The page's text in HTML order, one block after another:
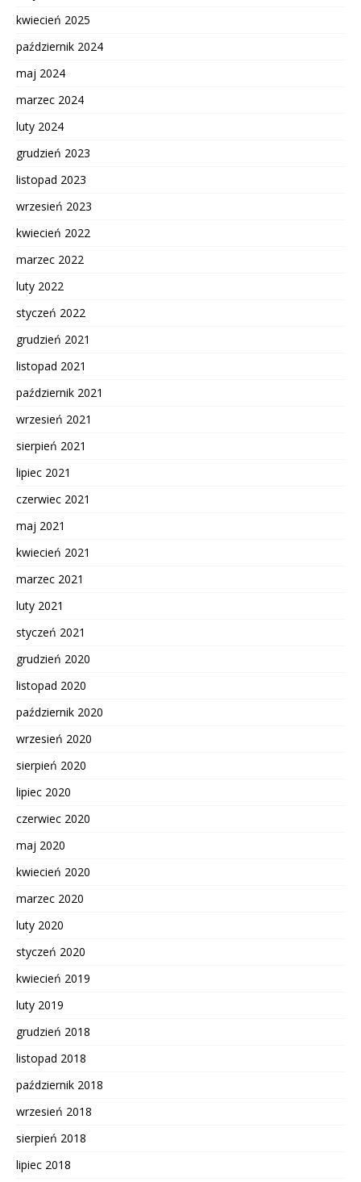
kwiecień 2025
październik 2024
maj 2024
marzec 2024
luty 2024
grudzień 2023
listopad 2023
wrzesień 2023
kwiecień 2022
marzec 2022
luty 2022
styczeń 2022
grudzień 2021
listopad 2021
październik 2021
wrzesień 2021
sierpień 2021
lipiec 2021
czerwiec 2021
maj 2021
kwiecień 2021
marzec 2021
luty 2021
styczeń 2021
grudzień 2020
listopad 2020
październik 2020
wrzesień 2020
sierpień 2020
lipiec 2020
czerwiec 2020
maj 2020
kwiecień 2020
marzec 2020
luty 2020
styczeń 2020
kwiecień 2019
luty 2019
grudzień 2018
listopad 2018
październik 2018
wrzesień 2018
sierpień 2018
lipiec 2018